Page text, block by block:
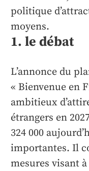
politique
moyens.
1. le débat
L’annonce du
« Bienvenue en
ambitieux
étrangers en
324 000
importantes. Il
mesures visant